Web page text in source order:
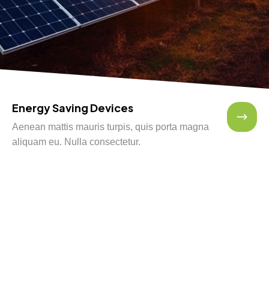
Energy Saving Devices
Aenean mattis mauris turpis, quis porta magna
aliquam eu. Nulla consectetur.